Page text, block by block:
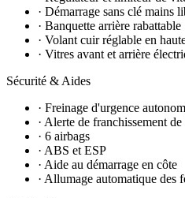
· Démarrage sans clé mains
· Banquette arrière
· Volant cuir réglable en
· Vitres avant et arrière
Sécurité & Aides
· Freinage d'urgence
· Alerte de franchissement
· 6 airbags
· ABS et ESP
· Aide au démarrage en côte
· Allumage automatique des